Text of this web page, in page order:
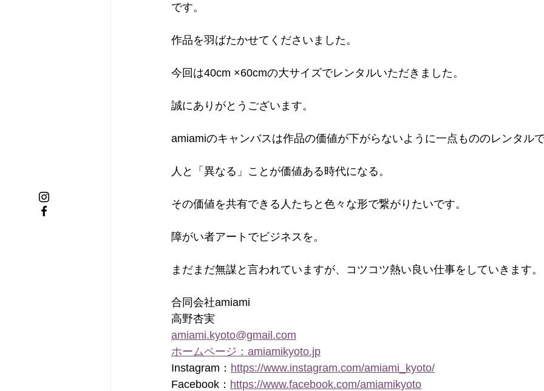
です。
作品を羽ばたかせてくださいました。
今回は40cm ×60cmの大サイズでレンタルいただきました。
誠にありがとうございます。
amiamiのキャンバスは作品の価値が下がらないように一点もののレンタル
人と「異なる」ことが価値ある時代になる。
その価値を共有できる人たちと色々な形で繋がりたいです。
障がい者アートでビジネスを。
まだまだ無謀と言われていますが、コツコツ熱い良い仕事をしていきます。
合同会社amiami
高野杏実
amiami.kyoto@gmail.com
ホームページ：amiamikyoto.jp
Instagram： https://www.instagram.com/amiami_kyoto/
Facebook： https://www.facebook.com/amiamikyoto